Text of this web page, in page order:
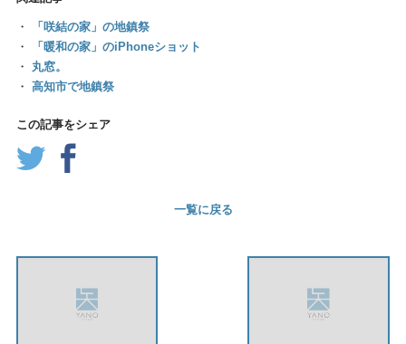
・
「咲結の家」の地鎮祭
・
「暖和の家」のiPhoneショット
・
丸窓。
・ 高知市で地鎮祭
この記事をシェア
一覧に戻る